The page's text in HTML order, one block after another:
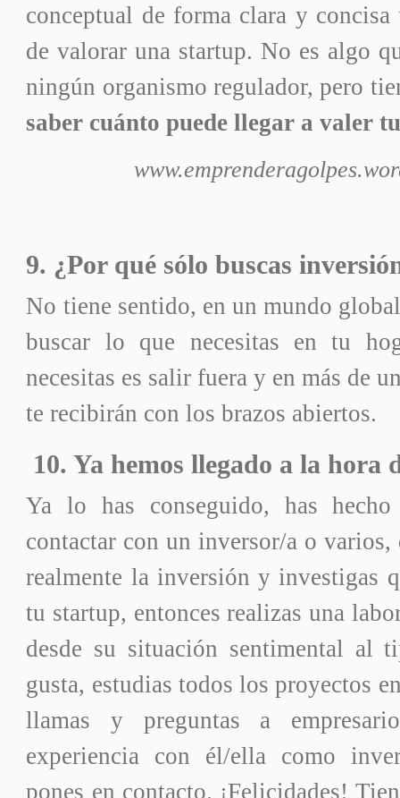
conceptual de forma clara y concisa
de valorar una startup. No es algo
ningún organismo regulador, pero
saber cuánto puede llegar a valer
9. ¿Por qué sólo buscas
No tiene sentido, en un mundo
buscar lo que necesitas en tu
necesitas es salir fuera y en más de
te recibirán con los brazos abiertos.
10. Ya hemos llegado a la hora
Ya lo has conseguido, has
contactar con un inversor/a o varios,
realmente la inversión y investigas
tu startup, entonces realizas una
desde su situación sentimental al
gusta, estudias todos los proyectos
llamas y preguntas a
experiencia con él/ella como
pones en contacto. ¡Felicidades!